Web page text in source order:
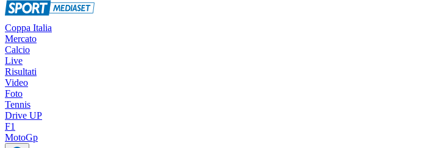
Coppa Italia
Mercato
Calcio
Live
Risultati
Video
Foto
Tennis
Drive UP
F1
MotoGp